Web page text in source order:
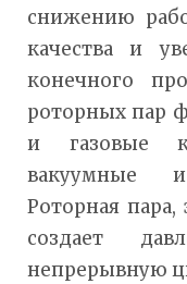
снижению
качества и
конечного
роторных пар
и газовые
вакуумные
Роторная пара,
создает
непрерывную